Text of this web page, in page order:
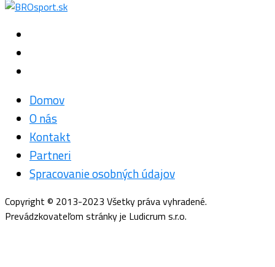
Domov
O nás
Kontakt
Partneri
Spracovanie osobných údajov
Copyright © 2013-2023 Všetky práva vyhradené.
Prevádzkovateľom stránky je Ludicrum s.r.o.